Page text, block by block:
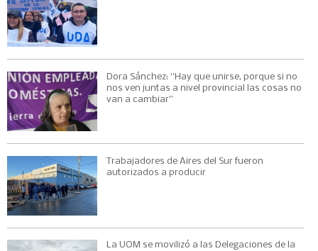
Dora Sánchez: “Hay que unirse, porque si no
nos ven juntas a nivel provincial las cosas no
van a cambiar”
Trabajadores de Aires del Sur fueron
autorizados a producir
La UOM se movilizó a las Delegaciones de la